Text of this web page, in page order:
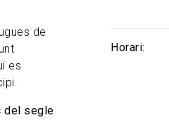
de
es
del segle
Horari